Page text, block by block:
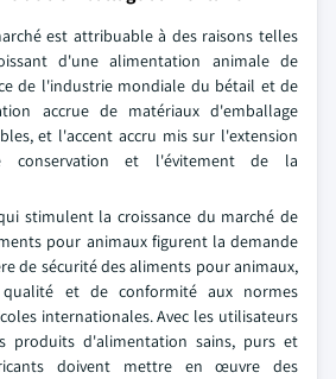
est attribuable à des raisons telles
d'une alimentation animale de
de l'industrie mondiale du bétail et de
accrue de matériaux d'emballage
et l'accent accru mis sur l'extension
et l'évitement de la
stimulent la croissance du marché de
pour animaux figurent la demande
de sécurité des aliments pour animaux,
et de conformité aux normes
internationales. Avec les utilisateurs
produits d'alimentation sains, purs et
doivent mettre en œuvre des